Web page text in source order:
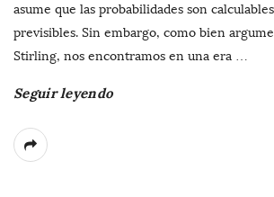
asume que las probabilidades son
previsibles. Sin embargo, como bien
Stirling, nos encontramos en una era …
Seguir leyendo